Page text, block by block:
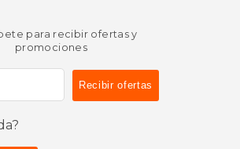
para recibir ofertas y
promociones